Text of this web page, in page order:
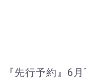
『先行予約』